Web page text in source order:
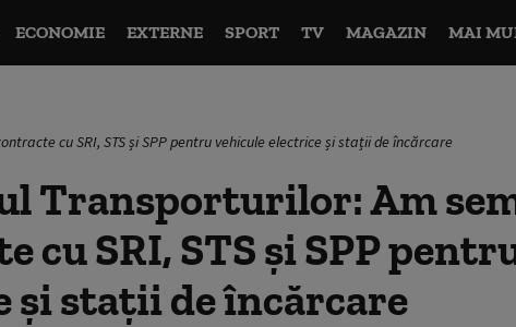
ECONOMIE EXTERNE SPORT TV MAGAZIN MAI
cu SRI, STS și SPP pentru vehicule electrice și stații de încărcare
Transporturilor: Am
cu SRI, STS și SPP
și stații de încărcare